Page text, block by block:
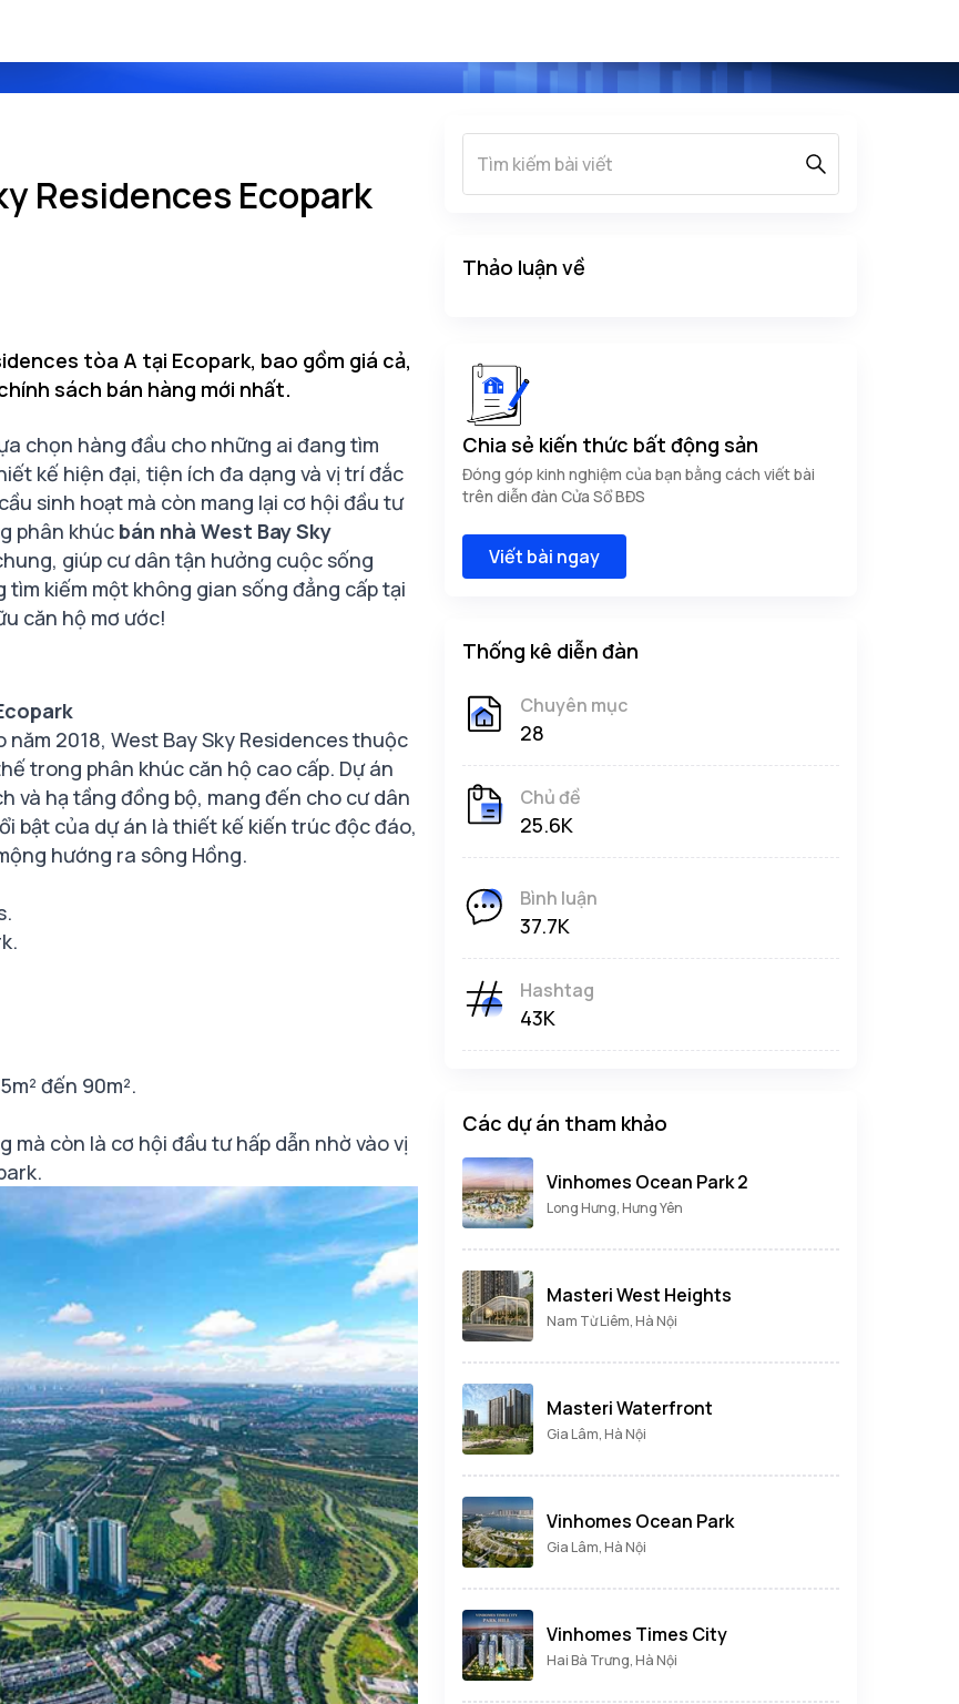
Residences Ecopark
tòa A tại Ecopark, bao gồm giá cả,
sách bán hàng mới nhất.
chọn hàng đầu cho những ai đang tìm
kế hiện đại, tiện ích đa dạng và vị trí đắc
sinh hoạt mà còn mang lại cơ hội đầu tư
phân khúc bán nhà West Bay Sky
giúp cư dân tận hưởng cuộc sống
kiếm một không gian sống đẳng cấp tại
căn hộ mơ ước!
2018, West Bay Sky Residences thuộc
trong phân khúc căn hộ cao cấp. Dự án
và hạ tầng đồng bộ, mang đến cho cư dân
bật của dự án là thiết kế kiến trúc độc đáo,
hướng ra sông Hồng.
đến 90m².
mà còn là cơ hội đầu tư hấp dẫn nhờ vào vị
Thảo luận về
Chia sẻ kiến thức bất động sản
Đóng góp kinh nghiệm của bạn bằng cách viết bài
trên diễn đàn Cửa Sổ BĐS
Viết bài ngay
Thống kê diễn đàn
Chuyên mục
28
Chủ đề
25.6K
Bình luận
37.7K
Hashtag
43K
Các dự án tham khảo
Vinhomes Ocean Park 2
Long Hưng, Hưng Yên
Masteri West Heights
Nam Từ Liêm, Hà Nội
Masteri Waterfront
Gia Lâm, Hà Nội
Vinhomes Ocean Park
Gia Lâm, Hà Nội
Vinhomes Times City
Hai Bà Trưng, Hà Nội